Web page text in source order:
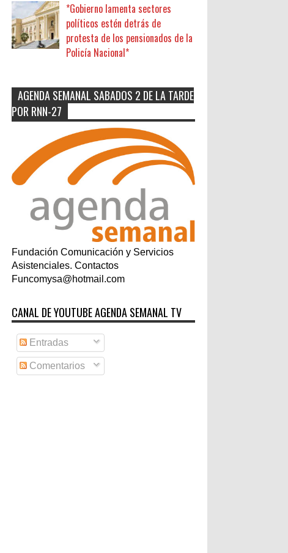
*Gobierno lamenta sectores
políticos estén detrás de
protesta de los pensionados de la
Policía Nacional*
AGENDA SEMANAL SABADOS 2 DE LA TARDE
POR RNN-27
Fundación Comunicación y Servicios
Asistenciales. Contactos
Funcomysa@hotmail.com
CANAL DE YOUTUBE AGENDA SEMANAL TV
Entradas
Comentarios